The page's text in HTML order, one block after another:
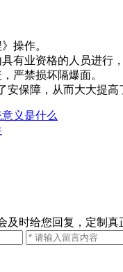
操作。
业资格的人员进行，
严禁损坏隔爆面。
障，从而大大提高
义是什么
时给您回复，定制真